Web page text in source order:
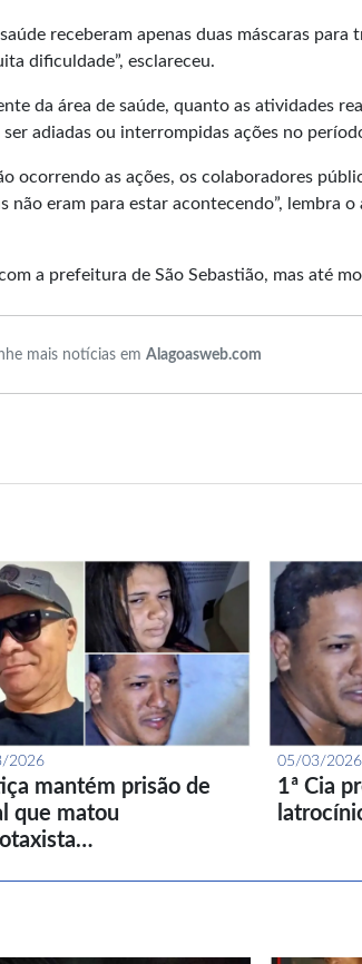
receberam apenas duas máscaras para
dificuldade”, esclareceu.
da área de saúde, quanto as atividades
adiadas ou interrompidas ações no
ocorrendo as ações, os colaboradores
não eram para estar acontecendo”, lembra
a prefeitura de São Sebastião, mas até
mais notícias em Alagoasweb.com
2026
mantém prisão de
que matou
05/03/2026
1ª Cia